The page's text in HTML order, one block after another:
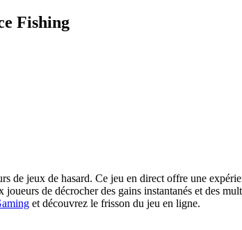
Fishing
de jeux de hasard. Ce jeu en direct offre une
de décrocher des gains instantanés et des
et découvrez le frisson du jeu en ligne.